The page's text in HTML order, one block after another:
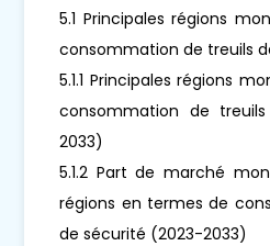
5.1 Principales régions
consommation de treuils
5.1.1 Principales régions
consommation de
2033)
5.1.2 Part de marché
régions en termes de
de sécurité (2023-2033)